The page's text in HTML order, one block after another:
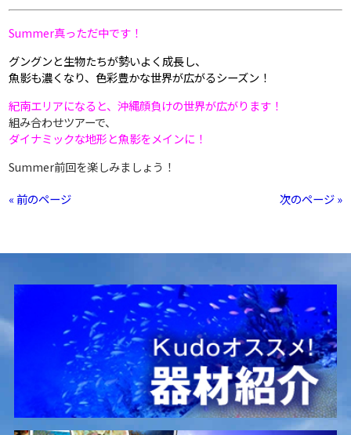
Summer真っただ中です！
グングンと生物たちが勢いよく成長し、
魚影も濃くなり、色彩豊かな世界が広がるシーズン！
紀南エリアになると、沖縄顔負けの世界が広がります！
組み合わせツアーで、
ダイナミックな地形と魚影をメインに！
Summer前回を楽しみましょう！
« 前のページ
次のページ »